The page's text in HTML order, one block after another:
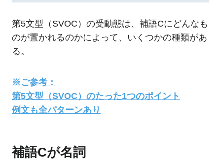
第5文型（SVOC）の受動態は、補語Cにどんなも
のが置かれるのかによって、いくつかの種類があ
る。
※ご参考：
第5文型（SVOC）のたった1つのポイント
例文も全パターンあり
補語Cが名詞